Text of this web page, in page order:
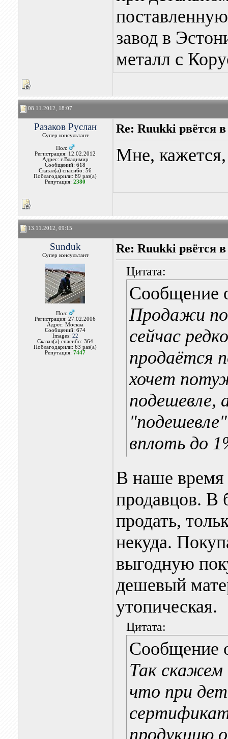
завод в
металл с
08.11.2012, 18:07
Разаков Руслан
Супер консультант
Пол:
Регистрация: 12.02.2012
Адрес: г.Владимир
Сообщений: 618
Сказал(а) спасибо: 56
Поблагодарили: 89 раз(а)
Репутация:2380
Re: Ruukki рвётся
Мне,
13.11.2012, 09:15
Sunduk
Супер консультант
Пол:
Регистрация: 27.02.2006
Адрес: Москва
Сообщений: 674
Images: 22
Сказал(а) спасибо: 364
Поблагодарили: 63 раз(а)
Репутация:7447
Re: Ruukki рвётся
Цитата:
Сообщение
Продажи по
сейчас
продаётся
хочет
подешевле,
вплоть до
В наше
продавцов. В
продать,
некуда.
выгодную
дешевый
утопическая.
Цитата:
Сообщение
Так скажем
что при
продукцию